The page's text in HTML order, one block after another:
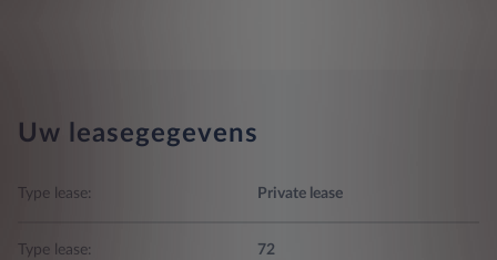
Uw leasegegevens
Type lease: Private lease
Type lease: 72